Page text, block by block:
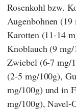
Rosenkohl bzw.
Augenbohnen
Karotten (11-14
Knoblauch (9
Zwiebel (6-7 mg/
(2-5 mg/100g),
mg/100g) und in
mg/100g), Navel-